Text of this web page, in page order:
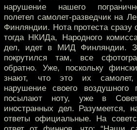
нарушение нашего
полетел самолет-разведчик на
Финляндии. Нота протеста сразу
тогда НКИДа, Народного
дел, идет в МИД Финляндии.
покрутился там, все
обратно. Уже, поскольку
знают, что это их
нарушение своего воздушного
посылают ноту, уже в
иностранных дел. Разумеется,
ответы официальные. На